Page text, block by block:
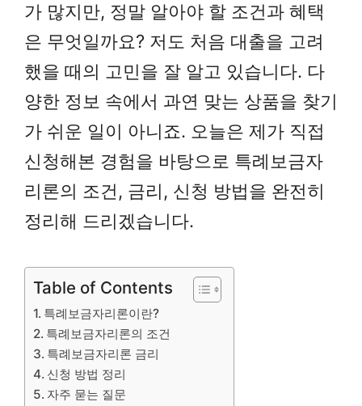
가 많지만, 정말 알아야 할 조건과 혜택
은 무엇일까요? 저도 처음 대출을 고려
했을 때의 고민을 잘 알고 있습니다. 다
양한 정보 속에서 과연 맞는 상품을 찾기
가 쉬운 일이 아니죠. 오늘은 제가 직접
신청해본 경험을 바탕으로 특례보금자
리론의 조건, 금리, 신청 방법을 완전히
정리해 드리겠습니다.
Table of Contents
특례보금자리론이란?
특례보금자리론의 조건
특례보금자리론 금리
신청 방법 정리
자주 묻는 질문